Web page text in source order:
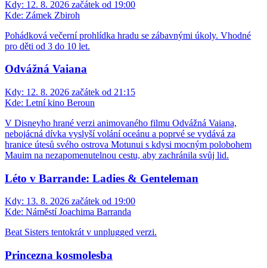
Kdy: 12. 8. 2026 začátek od 19:00
Kde: Zámek Zbiroh
Pohádková večerní prohlídka hradu se zábavnými úkoly. Vhodné
pro děti od 3 do 10 let.
Odvážná Vaiana
Kdy: 12. 8. 2026 začátek od 21:15
Kde: Letní kino Beroun
V Disneyho hrané verzi animovaného filmu Odvážná Vaiana,
nebojácná dívka vyslyší volání oceánu a poprvé se vydává za
hranice útesů svého ostrova Motunui s kdysi mocným polobohem
Mauim na nezapomenutelnou cestu, aby zachránila svůj lid.
Léto v Barrande: Ladies & Genteleman
Kdy: 13. 8. 2026 začátek od 19:00
Kde: Náměstí Joachima Barranda
Beat Sisters tentokrát v unplugged verzi.
Princezna kosmolesba